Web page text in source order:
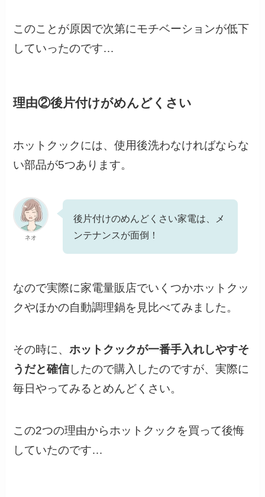
このことが原因で次第にモチベーションが低下
していったのです…
理由②後片付けがめんどくさい
ホットクックには、使用後洗わなければならな
い部品が5つあります。
ネオ
後片付けのめんどくさい家電は、メ
ンテナンスが面倒！
なので実際に家電量販店でいくつかホットクッ
クやほかの自動調理鍋を見比べてみました。
その時に、ホットクックが一番手入れしやすそ
うだと確信したので購入したのですが、実際に
毎日やってみるとめんどくさい。
この2つの理由からホットクックを買って後悔
していたのです…